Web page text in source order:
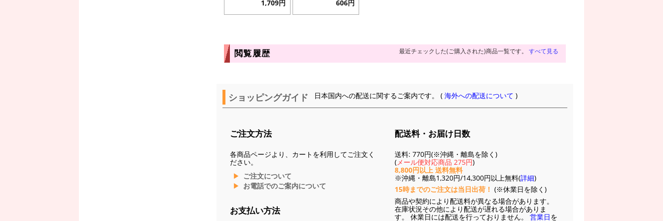
1,709円 606円
閲覧履歴 最近チェックした(ご購入された)商品一覧です。 すべて見る
ショッピングガイド 日本国内への配送に関するご案内です。 (海外への配送について )
ご注文方法
各商品ページより、カートを利用してご注文く
ださい。
ご注文について
お電話でのご案内について
お支払い方法
配送料・お届け日数
送料: 770円(※沖縄・離島を除く)
( メール便対応商品 275円)
8,800円以上 送料無料
※沖縄・離島1,320円/14,300円以上無料(詳細)
15時までのご注文は当日出荷！ (※休業日を除く)
商品や契約により配送料が異なる場合があります。
在庫状況その他により配送が遅れる場合がありま
す。 休業日には配送を行っておりません。 営業日を